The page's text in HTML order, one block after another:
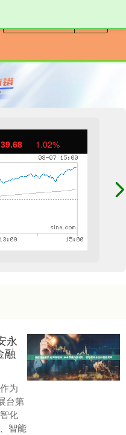
39.68 1.02%
永
融
为
台第
化
智能